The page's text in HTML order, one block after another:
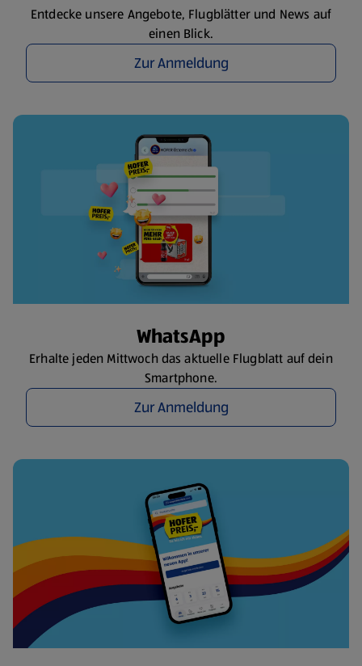
Entdecke unsere Angebote, Flugblätter und News auf
einen Blick.
Zur Anmeldung
WhatsApp
Erhalte jeden Mittwoch das aktuelle Flugblatt auf dein
Smartphone.
Zur Anmeldung